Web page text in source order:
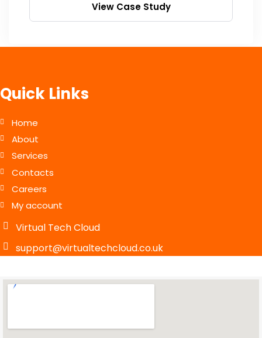
View Case Study
Quick Links
Home
About
Services
Contacts
Careers
My account
Virtual Tech Cloud
support@virtualtechcloud.co.uk